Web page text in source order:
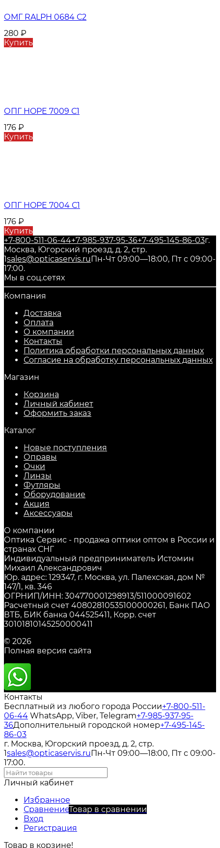
ОМГ RALPH 0684 С2
280 ₽
Купить
ОПГ HOPE 7009 С1
176 ₽
Купить
ОПГ HOPE 7004 С1
176 ₽
Купить
+7-800-511-06-44+7-985-937-95-36+7-495-145-86-03г.
Москва, Югорский проезд, д. 2, стр.
1sales@opticaservis.ruПн-Чт 09:00—18:00, Пт с 09:00-
17:00.
Мы в соц.сетях
Компания
Доставка
Оплата
О компании
Контакты
Политика обработки персональных данных
Согласие на обработку персональных данных
Магазин
Корзина
Личный кабинет
Оформить заказ
Каталог
Новые поступления
Оправы
Очки
Линзы
Футляры
Оборудование
Акция
Аксессуары
О компании
Оптика Сервис - продажа оптики оптом в России и
странах СНГ
Индивидуальный предприниматель Истомин
Михаил Александрович
Юр. адрес: 129347, г. Москва, ул. Палехская, дом №
147/1, кв. 346
ОГРНИП/ИНН: 304770001298913/511000091602
Расчетный счет 40802810535100000261, Банк ПАО
ВТБ, БИК банка 044525411, Корр. счет
30101810145250000411
© 2026
Полная версия сайта
Контакты
Бесплатный из любого города России+7-800-511-
06-44 WhatsApp, Viber, Telegram+7-985-937-95-
36Дополнительный городской номер+7-495-145-
86-03
г. Москва, Югорский проезд, д. 2, стр.
1sales@opticaservis.ruПн-Чт 09:00—18:00, Пт с 09:00-
17:00.
Личный кабинет
Избранное
СравнениеТовар в сравнении
Вход
Регистрация
Товар в корзине!